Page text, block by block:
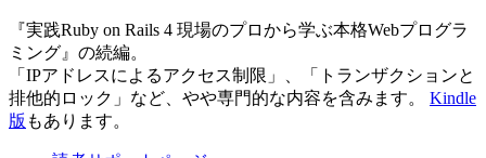
『実践Ruby on Rails 4 現場のプロから学ぶ本格Webプログラ
ミング』の続編。
「IPアドレスによるアクセス制限」、「トランザクションと
排他的ロック」など、やや専門的な内容を含みます。 Kindle
版 もあります。